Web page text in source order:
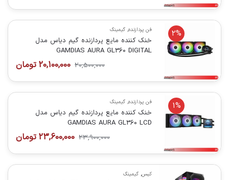
2% فن پردازنده, گیمینگ
خنک کننده مایع پردازنده گیم دیاس مدل
GAMDIAS AURA GL360 DIGITAL
20,500,000
20,100,000 تومان
1% فن پردازنده, گیمینگ
خنک کننده مایع پردازنده گیم دیاس مدل
GAMDIAS AURA GL360 LCD
23,900,000
23,600,000 تومان
کیس, گیمینگ